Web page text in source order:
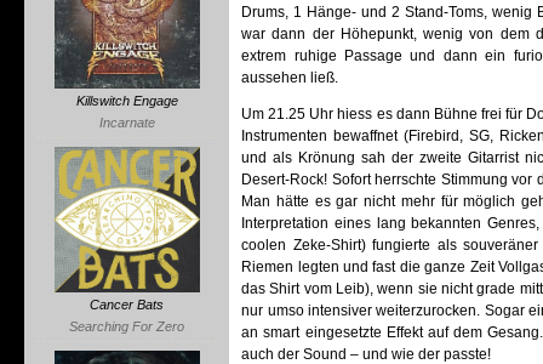
Killswitch Engage
Incarnate
Cancer Bats
Searching For Zero
Drums, 1 Hänge- und 2 Stand-Toms, wenig
war dann der Höhepunkt, wenig von dem
extrem ruhige Passage und dann ein
aussehen ließ.
Um 21.25 Uhr hiess es dann Bühne frei für
Instrumenten bewaffnet (Firebird, SG,
und als Krönung sah der zweite Gitarrist
Desert-Rock! Sofort herrschte Stimmung
Man hätte es gar nicht mehr für möglich
Interpretation eines lang bekannten
coolen Zeke-Shirt) fungierte als
Riemen legten und fast die ganze Zeit
das Shirt vom Leib), wenn sie nicht grade
nur umso intensiver weiterzurocken. Sogar
an smart eingesetzte Effekt auf dem
auch der Sound – und wie der passte!